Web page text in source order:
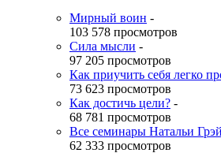
Мирный воин -
103 578 просмотров
Сила мысли -
97 205 просмотров
Как приучить себя легко
73 623 просмотров
Как достичь цели? -
68 781 просмотров
Все семинары Натальи
62 333 просмотров